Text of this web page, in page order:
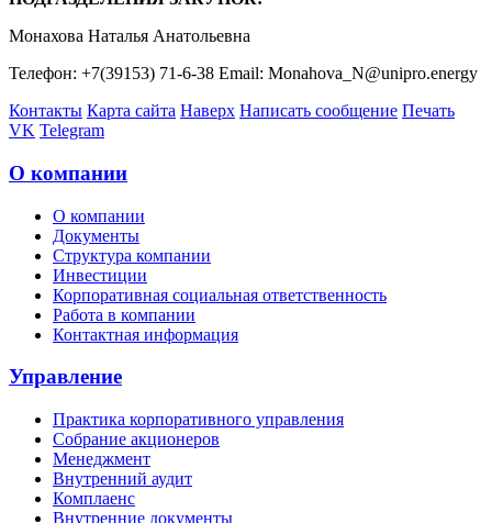
Монахова Наталья Анатольевна
Телефон: +7(39153) 71-6-38 Email: Monahova_N@unipro.energy
Контакты Карта сайта Наверх Написать сообщение Печать
VK Telegram
О компании
О компании
Документы
Структура компании
Инвестиции
Корпоративная социальная ответственность
Работа в компании
Контактная информация
Управление
Практика корпоративного управления
Собрание акционеров
Менеджмент
Внутренний аудит
Комплаенс
Внутренние документы